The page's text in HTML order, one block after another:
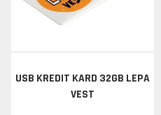
USB KREDIT KARD 32GB LEPA
VEST